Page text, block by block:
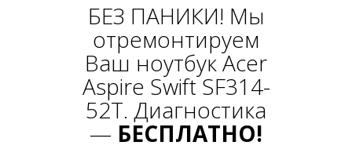
БЕЗ ПАНИКИ! Мы
отремонтируем
Ваш ноутбук Acer
Aspire Swift SF314-
52T. Диагностика
— БЕСПЛАТНО!